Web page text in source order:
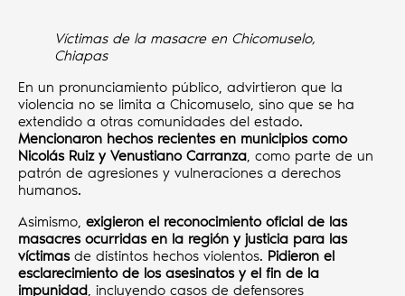
Víctimas de la masacre en Chicomuselo,
Chiapas
En un pronunciamiento público, advirtieron que la
violencia no se limita a Chicomuselo, sino que se ha
extendido a otras comunidades del estado.
Mencionaron hechos recientes en municipios como
Nicolás Ruiz y Venustiano Carranza, como parte de un
patrón de agresiones y vulneraciones a derechos
humanos.
Asimismo, exigieron el reconocimiento oficial de las
masacres ocurridas en la región y justicia para las
víctimas de distintos hechos violentos. Pidieron el
esclarecimiento de los asesinatos y el fin de la
impunidad, incluyendo casos de defensores